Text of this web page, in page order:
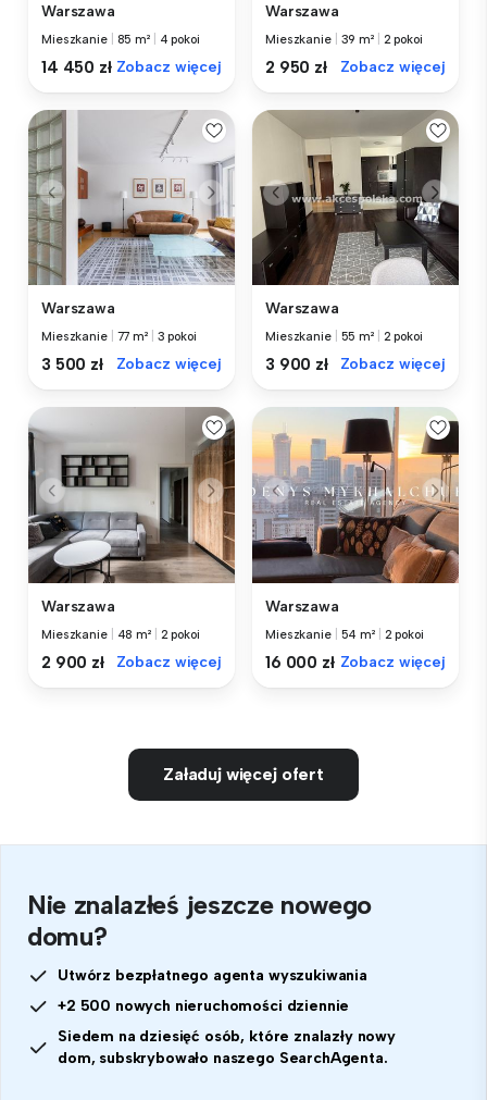
Warszawa
Mieszkanie 85 m² 4 pokoi
14 450 zł Zobacz więcej
Warszawa
Mieszkanie 39 m² 2 pokoi
2 950 zł Zobacz więcej
Warszawa
Mieszkanie 77 m² 3 pokoi
3 500 zł Zobacz więcej
Warszawa
Mieszkanie 55 m² 2 pokoi
3 900 zł Zobacz więcej
Warszawa
Mieszkanie 48 m² 2 pokoi
2 900 zł Zobacz więcej
Warszawa
Mieszkanie 54 m² 2 pokoi
16 000 zł Zobacz więcej
Załaduj więcej ofert
Nie znalazłeś jeszcze nowego
domu?
Utwórz bezpłatnego agenta wyszukiwania
+2 500 nowych nieruchomości dziennie
Siedem na dziesięć osób, które znalazły nowy
dom, subskrybowało naszego SearchAgenta.